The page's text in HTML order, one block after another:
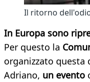
Il ritorno
In Europa sono
Per questo la
organizzato questa
Adriano, un evento